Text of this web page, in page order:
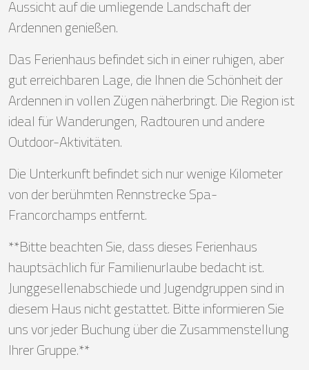
Aussicht auf die umliegende Landschaft der
Ardennen genießen.
Das Ferienhaus befindet sich in einer ruhigen, aber
gut erreichbaren Lage, die Ihnen die Schönheit der
Ardennen in vollen Zügen näherbringt. Die Region ist
ideal für Wanderungen, Radtouren und andere
Outdoor-Aktivitäten.
Die Unterkunft befindet sich nur wenige Kilometer
von der berühmten Rennstrecke Spa-
Francorchamps entfernt.
**Bitte beachten Sie, dass dieses Ferienhaus
hauptsächlich für Familienurlaube bedacht ist.
Junggesellenabschiede und Jugendgruppen sind in
diesem Haus nicht gestattet. Bitte informieren Sie
uns vor jeder Buchung über die Zusammenstellung
Ihrer Gruppe.**